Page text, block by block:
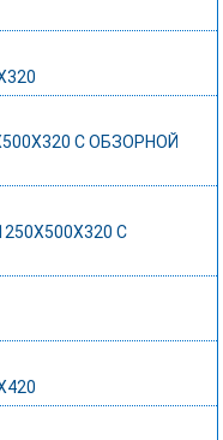
C ОБЗОРНОЙ
C